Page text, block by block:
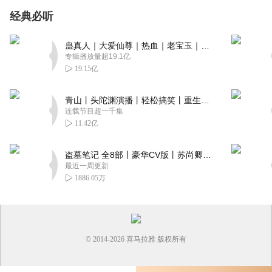
经典必听
专辑播放量超19.1亿
19.15亿
连载节目超一千集
11.42亿
最近一周更新
1886.05万
© 2014-2026 喜马拉雅 版权所有